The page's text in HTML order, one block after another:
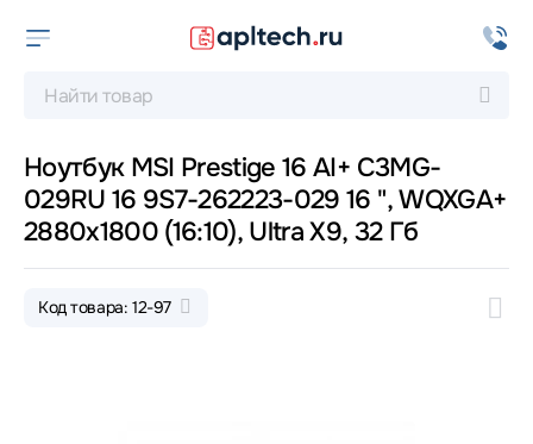
Ноутбук MSI Prestige 16 AI+ C3MG-
029RU 16 9S7-262223-029 16 ", WQXGA+
2880x1800 (16:10), Ultra X9, 32 Гб
Код товара: 12-97